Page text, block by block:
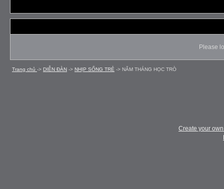
Please
Trang chủ -> DIỄN ÐÀN -> NHỊP SỐNG TRẺ -> NĂM THÁNG HỌC TRÒ
Create your